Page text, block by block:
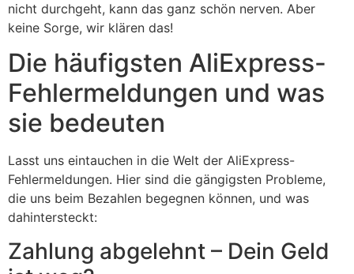
nicht durchgeht, kann das ganz schön nerven. Aber
keine Sorge, wir klären das!
Die häufigsten AliExpress-
Fehlermeldungen und was
sie bedeuten
Lasst uns eintauchen in die Welt der AliExpress-
Fehlermeldungen. Hier sind die gängigsten Probleme,
die uns beim Bezahlen begegnen können, und was
dahintersteckt:
Zahlung abgelehnt – Dein Geld